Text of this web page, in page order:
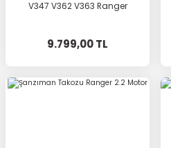
V347 V362 V363 Ranger
9.799,00 TL